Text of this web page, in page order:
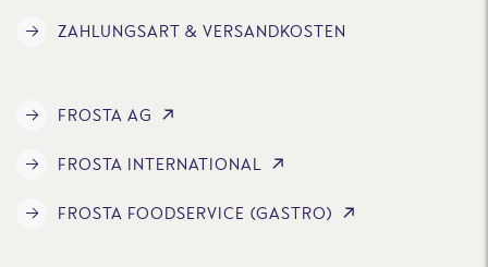
ZAHLUNGSART & VERSANDKOSTEN
FROSTA AG
FROSTA INTERNATIONAL
FROSTA FOODSERVICE (GASTRO)